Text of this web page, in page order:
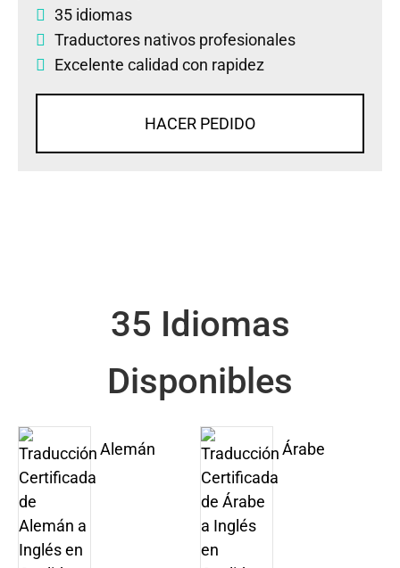
35 idiomas
Traductores nativos profesionales
Excelente calidad con rapidez
HACER PEDIDO
35 Idiomas
Disponibles
Alemán Árabe